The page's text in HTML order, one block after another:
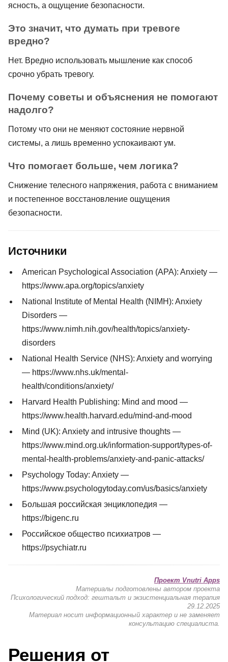
ясность, а ощущение безопасности.
Это значит, что думать при тревоге
вредно?
Нет. Вредно использовать мышление как способ
срочно убрать тревогу.
Почему советы и объяснения не помогают
надолго?
Потому что они не меняют состояние нервной
системы, а лишь временно успокаивают ум.
Что помогает больше, чем логика?
Снижение телесного напряжения, работа с вниманием
и постепенное восстановление ощущения
безопасности.
Источники
American Psychological Association (APA): Anxiety —
https://www.apa.org/topics/anxiety
National Institute of Mental Health (NIMH): Anxiety
Disorders —
https://www.nimh.nih.gov/health/topics/anxiety-
disorders
National Health Service (NHS): Anxiety and worrying
— https://www.nhs.uk/mental-
health/conditions/anxiety/
Harvard Health Publishing: Mind and mood —
https://www.health.harvard.edu/mind-and-mood
Mind (UK): Anxiety and intrusive thoughts —
https://www.mind.org.uk/information-support/types-of-
mental-health-problems/anxiety-and-panic-attacks/
Psychology Today: Anxiety —
https://www.psychologytoday.com/us/basics/anxiety
Большая российская энциклопедия —
https://bigenc.ru
Российское общество психиатров —
https://psychiatr.ru
Проект Vnutri Apps
Материалы подготовлены автором проекта
Психологический подход: гештальт и экзистенциальная терапия
29.12.2025
Материал носит информационный характер и не заменяет
консультацию специалиста.
Решения от